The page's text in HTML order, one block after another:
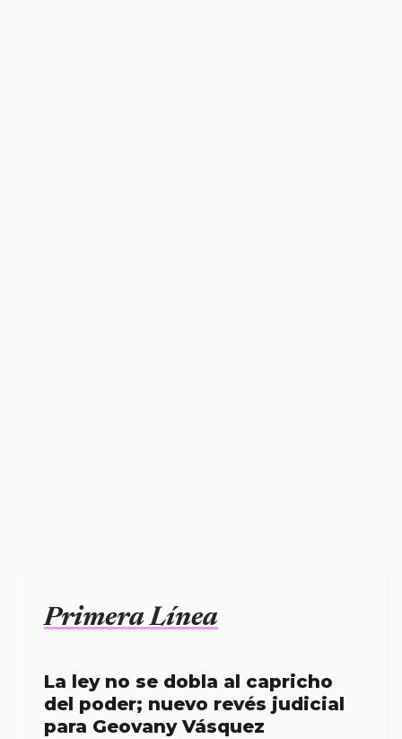
Primera Línea
La ley no se dobla al capricho
del poder; nuevo revés judicial
para Geovany Vásquez